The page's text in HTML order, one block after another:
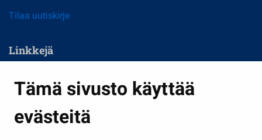
Tämä sivusto käyttää
evästeitä
Tilaa uutiskirje
Linkkejä
Kasvatus ja opetus
Kulttuuri ja liikunta